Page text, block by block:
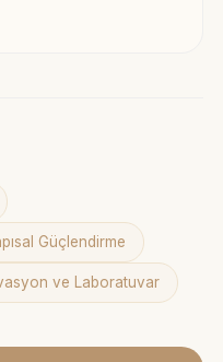
Güçlendirme
ve Laboratuvar